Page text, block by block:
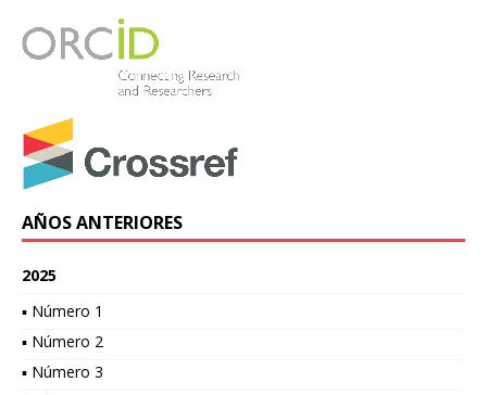
AÑOS ANTERIORES
2025
▪ Número 1
▪ Número 2
▪ Número 3